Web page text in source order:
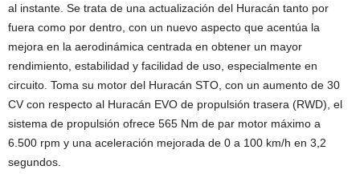
al instante. Se trata de una actualización del Huracán tanto por
fuera como por dentro, con un nuevo aspecto que acentúa la
mejora en la aerodinámica centrada en obtener un mayor
rendimiento, estabilidad y facilidad de uso, especialmente en
circuito. Toma su motor del Huracán STO, con un aumento de 30
CV con respecto al Huracán EVO de propulsión trasera (RWD), el
sistema de propulsión ofrece 565 Nm de par motor máximo a
6.500 rpm y una aceleración mejorada de 0 a 100 km/h en 3,2
segundos.